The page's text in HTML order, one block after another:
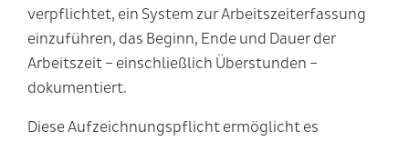
verpflichtet, ein System zur Arbeitszeiterfassung
einzuführen, das Beginn, Ende und Dauer der
Arbeitszeit – einschließlich Überstunden –
dokumentiert.
Diese Aufzeichnungspflicht ermöglicht es